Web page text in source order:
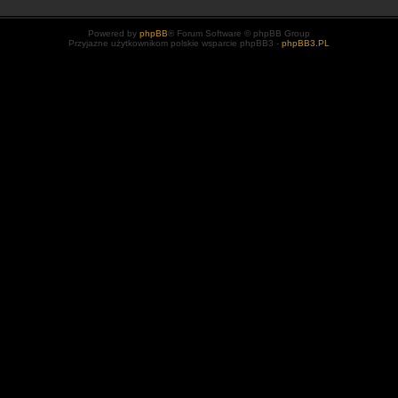
Powered by phpBB® Forum Software © phpBB Group
Przyjazne użytkownikom polskie wsparcie phpBB3 - phpBB3.PL